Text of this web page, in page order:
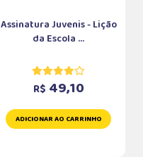
Assinatura Juvenis - Lição
da Escola ...
R$ 49,10
ADICIONAR AO CARRINHO